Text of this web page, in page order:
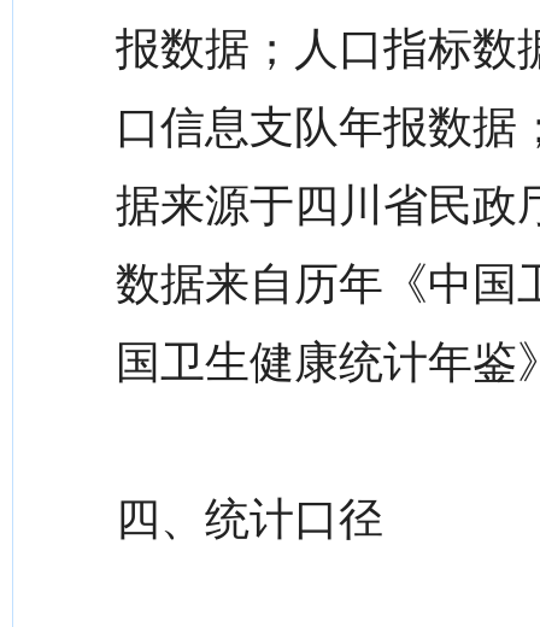
报数据；人口指标数
口信息支队年报数据
据来源于四川省民政
数据来自历年《中国
国卫生健康统计年鉴
四、统计口径